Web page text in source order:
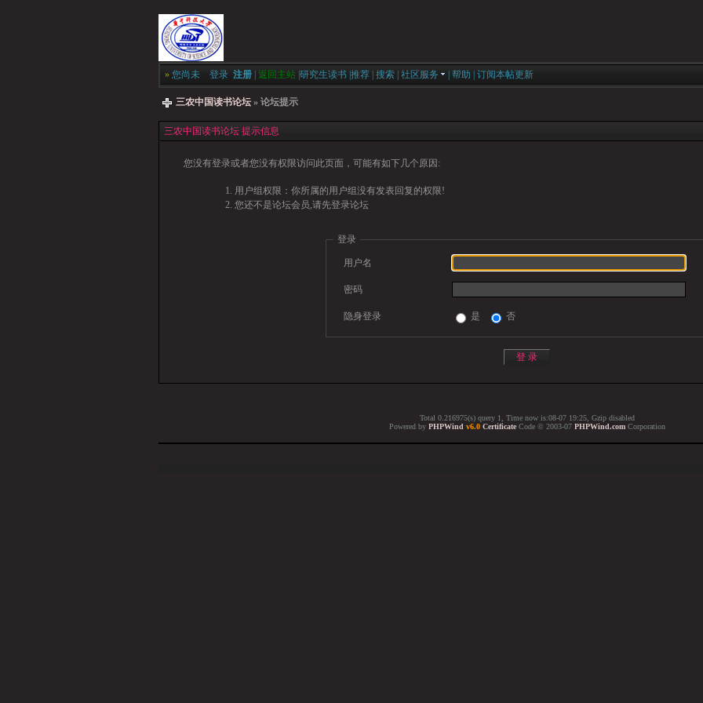
» 您尚未 登录 注册 返回主站 研究生读书 推荐 搜索 社区服务 帮助 订阅本帖更新
三农中国读书论坛 » 论坛提示
三农中国读书论坛 提示信息
您没有登录或者您没有权限访问此页面，可能有如下几个原因:
用户组权限：你所属的用户组没有发表回复的权限!
您还不是论坛会员,请先登录论坛
登录
用户名
密码
隐身登录 是 否
Total 0.216975(s) query 1, Time now is:08-07 19:25, Gzip disabled
Powered by PHPWind v6.0 Certificate Code © 2003-07 PHPWind.com Corporation